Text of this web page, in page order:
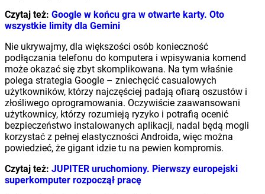
Czytaj też: Google w końcu gra w otwarte karty. Oto
wszystkie limity dla Gemini
Nie ukrywajmy, dla większości osób konieczność
podłączania telefonu do komputera i wpisywania komend
może okazać się zbyt skomplikowana. Na tym właśnie
polega strategia Google – zniechęcić casualowych
użytkowników, którzy najczęściej padają ofiarą oszustów i
złośliwego oprogramowania. Oczywiście zaawansowani
użytkownicy, którzy rozumieją ryzyko i potrafią ocenić
bezpieczeństwo instalowanych aplikacji, nadal będą mogli
korzystać z pełnej elastyczności Androida, więc można
powiedzieć, że gigant idzie tu na pewien kompromis.
Czytaj też: JUPITER uruchomiony. Pierwszy europejski
superkomputer rozpoczął pracę